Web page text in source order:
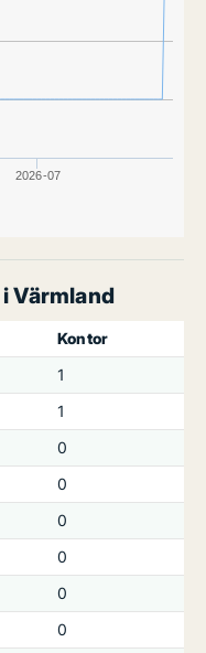
2026-07
Värmland
Kontor
1
1
0
0
0
0
0
0